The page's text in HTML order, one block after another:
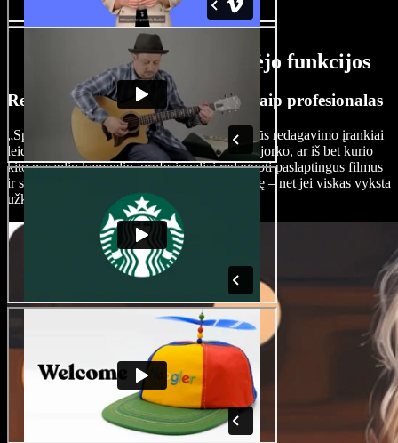
DI paslaptingų filmų kūrėjo funkcijos
Redaguokite paslaptingus filmus kaip profesionalas
„Speechify Studio“ intuityvi sąsaja ir pažangūs redagavimo įrankiai
leidžia filmų kūrėjams, nesvarbu, ar jie iš Niujorko, ar iš bet kurio
kito pasaulio kampelio, profesionaliai redaguoti paslaptingus filmus
ir suteikti savo pasakojimui kino lygio kokybę – net jei viskas vyksta
užkulisiuose.